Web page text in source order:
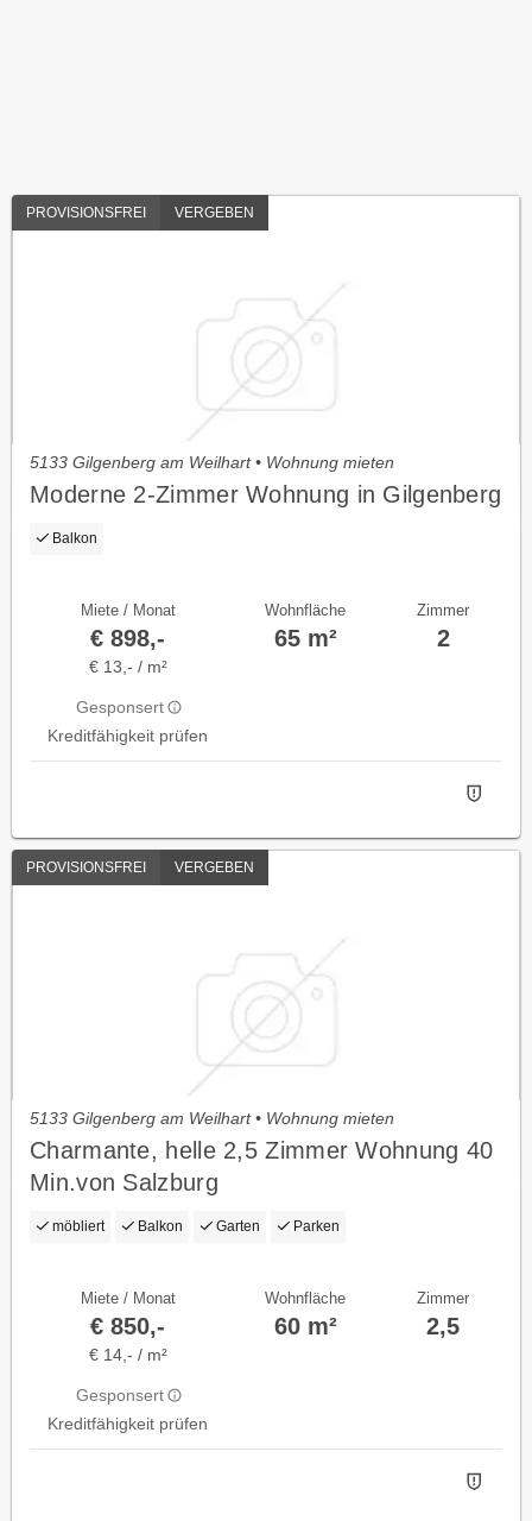
PROVISIONSFREI VERGEBEN
5133 Gilgenberg am Weilhart • Wohnung mieten
Moderne 2-Zimmer Wohnung in Gilgenberg
Balkon
Miete / Monat
€ 898,-
€ 13,- / m²
Gesponsert
Kreditfähigkeit prüfen
Wohnfläche
65 m²
Zimmer
2
PROVISIONSFREI VERGEBEN
5133 Gilgenberg am Weilhart • Wohnung mieten
Charmante, helle 2,5 Zimmer Wohnung 40
Min.von Salzburg
möbliert Balkon Garten Parken
Miete / Monat
€ 850,-
€ 14,- / m²
Gesponsert
Kreditfähigkeit prüfen
Wohnfläche
60 m²
Zimmer
2,5